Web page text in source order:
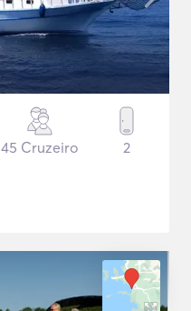
45 Cruzeiro 2